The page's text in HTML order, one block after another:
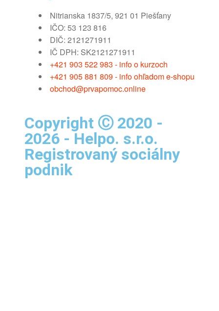
Nitrianska 1837/5, 921 01 Piešťany
IČO: 53 123 816
DIČ: 2121271911
IČ DPH: SK2121271911
+421 903 522 983 - info o kurzoch
+421 905 881 809 - info ohľadom e-shopu
obchod@prvapomoc.online
Copyright Ⓒ 2020 -
2026 - Helpo. s.r.o.
Registrovaný sociálny
podnik